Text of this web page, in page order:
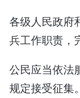
各级人民政府
兵工作职责，
公民应当依法
规定接受征集。